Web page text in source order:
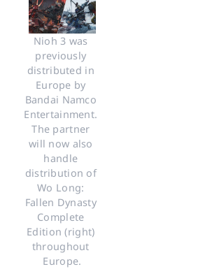
Nioh 3 was
previously
distributed in
Europe by
Bandai Namco
Entertainment.
The partner
will now also
handle
distribution of
Wo Long:
Fallen Dynasty
Complete
Edition (right)
throughout
Europe.